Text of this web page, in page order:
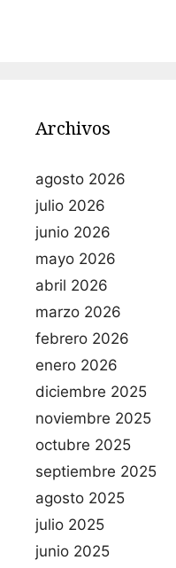
Archivos
agosto 2026
julio 2026
junio 2026
mayo 2026
abril 2026
marzo 2026
febrero 2026
enero 2026
diciembre 2025
noviembre 2025
octubre 2025
septiembre 2025
agosto 2025
julio 2025
junio 2025